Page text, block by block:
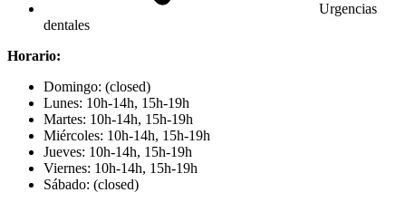
Urgencias
dentales
Horario:
Domingo: (closed)
Lunes: 10h-14h, 15h-19h
Martes: 10h-14h, 15h-19h
Miércoles: 10h-14h, 15h-19h
Jueves: 10h-14h, 15h-19h
Viernes: 10h-14h, 15h-19h
Sábado: (closed)